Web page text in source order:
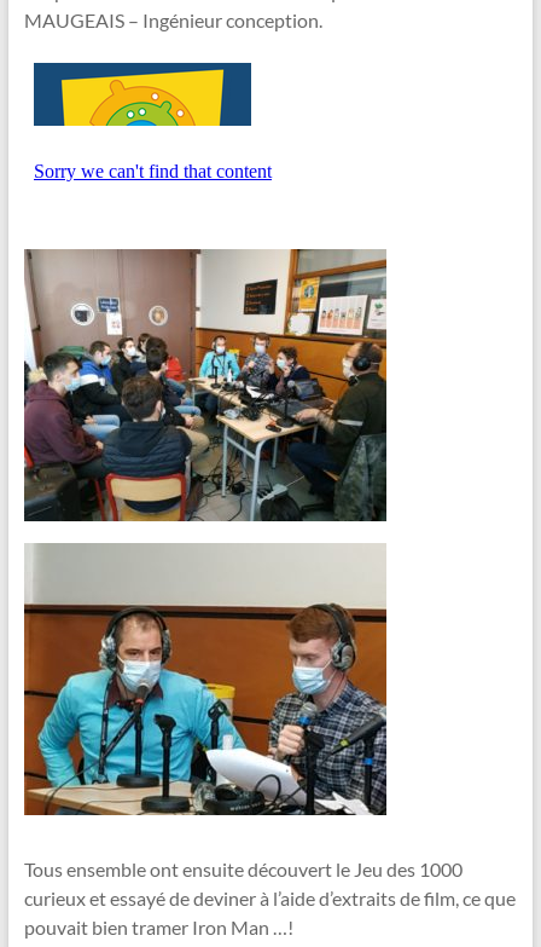
MAUGEAIS – Ingénieur conception.
Tous ensemble ont ensuite découvert le Jeu des 1000
curieux et essayé de deviner à l’aide d’extraits de film, ce que
pouvait bien tramer Iron Man …!